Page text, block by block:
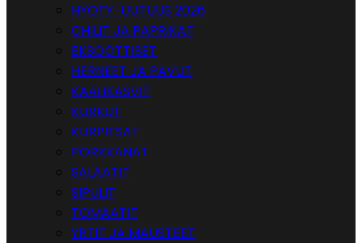
HYÖTY-UUTUUS 2026
CHILIT JA PAPRIKAT
EKSOOTTISET
HERNEET JA PAVUT
KAALIKASVIT
KURKUT
KURPITSAT
PORKKANAT
SALAATIT
SIPULIT
TOMAATIT
YRTIT JA MAUSTEET